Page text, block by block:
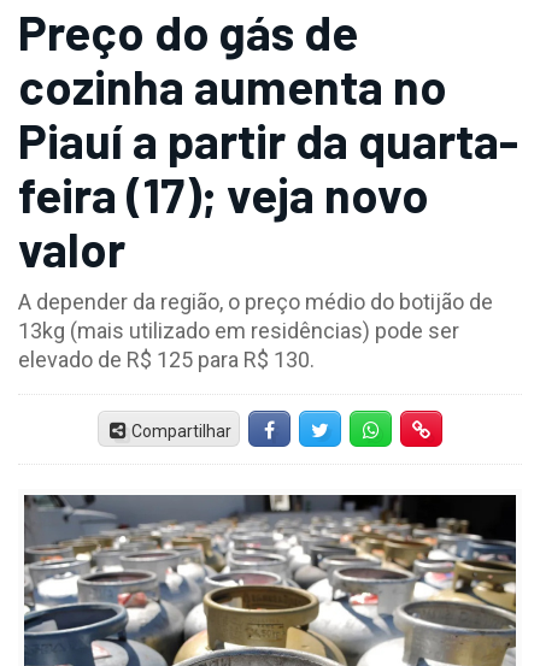
Preço do gás de
cozinha aumenta no
Piauí a partir da quarta-
feira (17); veja novo
valor
A depender da região, o preço médio do botijão de
13kg (mais utilizado em residências) pode ser
elevado de R$ 125 para R$ 130.
Compartilhar FacebookTwitter Whatsapp